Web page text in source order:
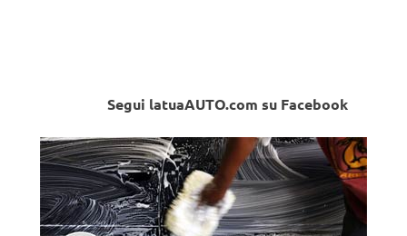
Segui latuaAUTO.com su Facebook